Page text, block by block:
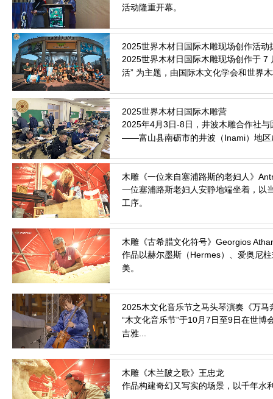
活动隆重开幕。
2026.3.20
2025世界木材日国际木雕现场创作于 7
活” 为主题，由国际木文化学会和世界
2026.3.17
2025年4月3日-8日，井波木雕合作社
——富山县南砺市的井波（Inami）地区
2026.3.17
一位塞浦路斯老妇人安静地端坐着，以
工序。
2026.3.3
作品以赫尔墨斯（Hermes）、爱奥尼
美。
2026.2.6
“木文化音乐节”于10月7日至9日在世
吉雅...
2026.2.3
作品构建奇幻又写实的场景，以千年水